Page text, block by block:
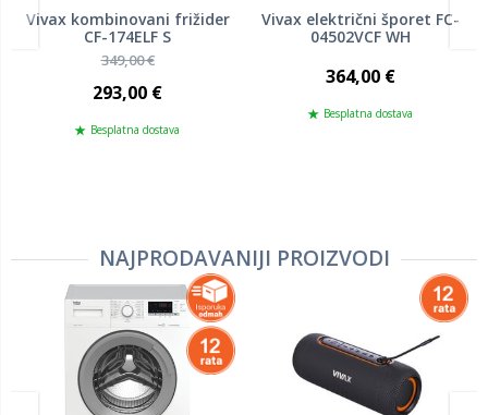
Vivax kombinovani frižider
CF-174ELF S
349,00 €
293,00 €
Besplatna dostava
Vivax električni šporet FC-
04502VCF WH
364,00 €
Besplatna dostava
NAJPRODAVANIJI PROIZVODI